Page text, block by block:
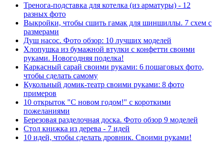
Тренога-подставка для котелка (из арматуры) - 12
разных фото
Выкройки, чтобы сшить гамак для шиншиллы. 7 схем с
размерами
Душ насос. Фото обзор: 10 лучших моделей
Хлопушка из бумажной втулки с конфетти своими
руками. Новогодняя поделка!
Каркасный сарай своими руками: 6 пошаговых фото,
чтобы сделать самому
Кукольный домик-театр своими руками: 8 фото
примеров
10 открыток "С новом годом!" с короткими
пожеланиями
Березовая разделочная доска. Фото обзор 9 моделей
Стол книжка из дерева - 7 идей
10 идей, чтобы сделать дровник. Своими руками!